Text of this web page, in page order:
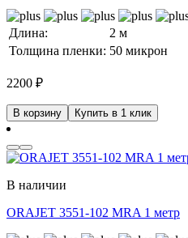
Длина:
2 м
Толщина пленки: 50 микрон
2200 ₽
В корзину Купить в 1 клик
В наличии
ORAJET 3551-102 MRA 1 метр